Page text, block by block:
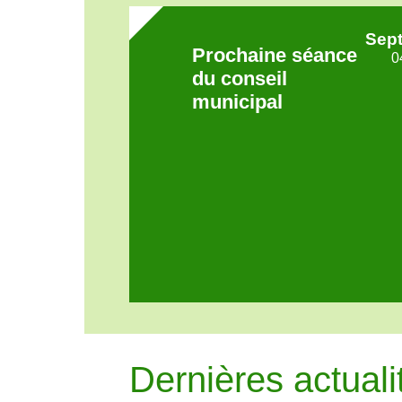
Sept.
Prochaine séance
du conseil
municipal
Dernières